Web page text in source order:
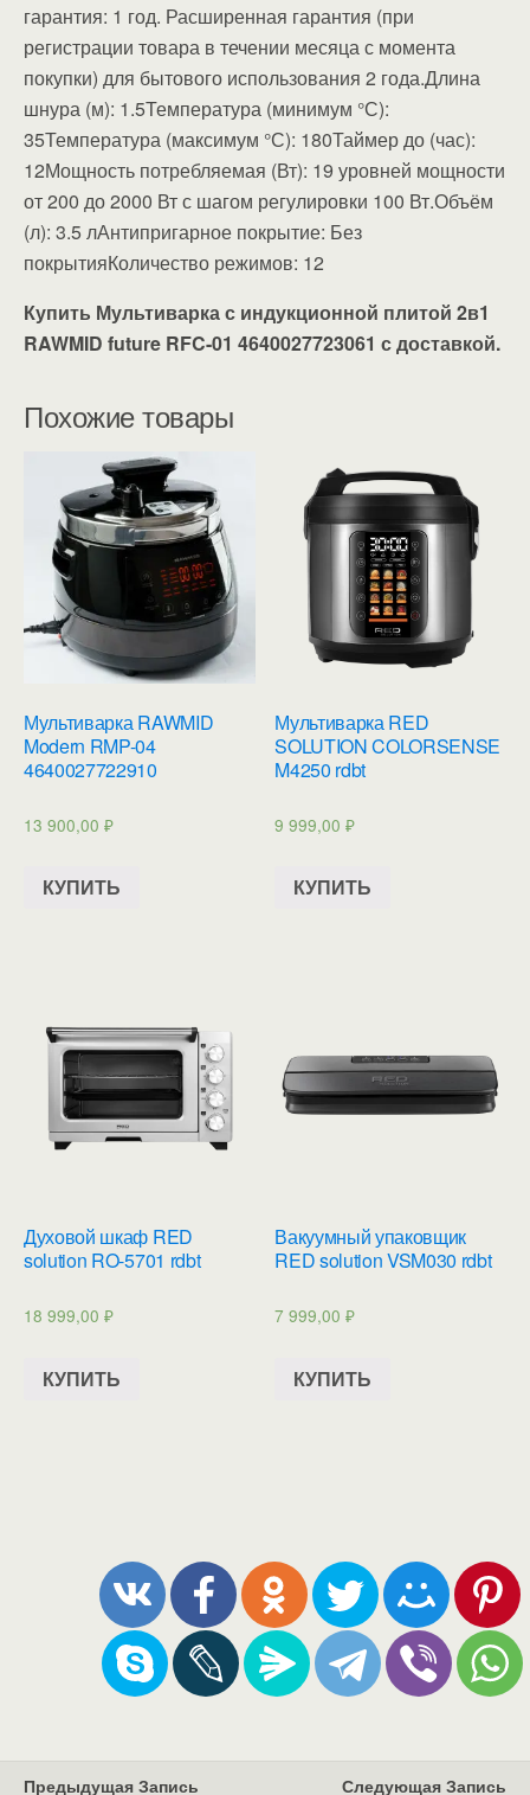
гарантия: 1 год. Расширенная гарантия (при
регистрации товара в течении месяца с момента
покупки) для бытового использования 2 года.Длина
шнура (м): 1.5Температура (минимум °С):
35Температура (максимум °С): 180Таймер до (час):
12Мощность потребляемая (Вт): 19 уровней мощности
от 200 до 2000 Вт с шагом регулировки 100 Вт.Объём
(л): 3.5 лАнтипригарное покрытие: Без
покрытияКоличество режимов: 12
Купить Мультиварка с индукционной плитой 2в1
RAWMID future RFC-01 4640027723061 с доставкой.
Похожие товары
Мультиварка RAWMID
Modern RMP-04
4640027722910
13 900,00 ₽
КУПИТЬ
Мультиварка RED
SOLUTION COLORSENSE
M4250 rdbt
9 999,00₽
КУПИТЬ
Духовой шкаф RED
solution RO-5701 rdbt
18 999,00 ₽
КУПИТЬ
Вакуумный упаковщик
RED solution VSM030 rdbt
7 999,00₽
КУПИТЬ
Предыдущая Запись Следующая Запись